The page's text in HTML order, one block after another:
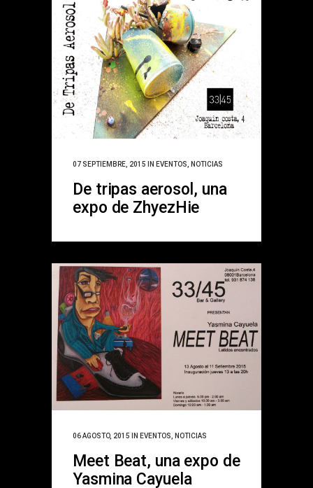
07 SEPTIEMBRE, 2015 IN EVENTOS, NOTICIAS
De tripas aerosol, una
expo de ZhyezHie
06 AGOSTO, 2015 IN EVENTOS NOTICIAS
Meet Beat, una expo de
Yasmina Cayuela